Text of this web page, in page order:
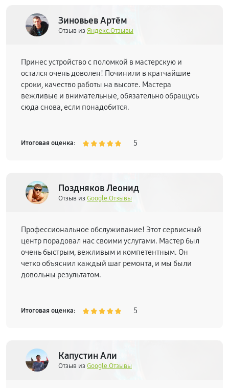
Зиновьев Артём
Отзыв из Яндекс.Отзывы
Принес устройство с поломкой в мастерскую и
остался очень доволен! Починили в кратчайшие
сроки, качество работы на высоте. Мастера
вежливые и внимательные, обязательно обращусь
сюда снова, если понадобится.
Итоговая оценка: 5
Поздняков Леонид
Отзыв из Google.Отзывы
Профессиональное обслуживание! Этот сервисный
центр порадовал нас своими услугами. Мастер был
очень быстрым, вежливым и компетентным. Он
четко объяснил каждый шаг ремонта, и мы были
довольны результатом.
Итоговая оценка: 5
Капустин Али
Отзыв из Google.Отзывы